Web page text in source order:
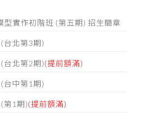
型實作初階班 (第五期) 招生簡章
台北第3期)
台北第2期)(提前額滿)
台中第1期)
第1期)(提前額滿)